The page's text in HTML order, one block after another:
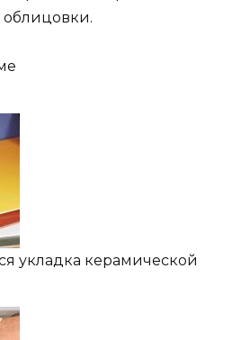
укладка керамической